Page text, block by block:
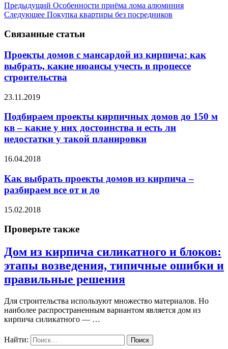
Предыдущий Особенности приёма лома алюминия
Следующее Покупка квартиры без посредников
Связанные статьи
Проекты домов с мансардой из кирпича: как
выбрать, какие нюансы учесть в процессе
строительства
23.11.2019
Подбираем проекты кирпичных домов до 150 м
кв – какие у них достоинства и есть ли
недостатки у такой планировки
16.04.2018
Как выбрать проекты домов из кирпича –
разбираем все от и до
15.02.2018
Проверьте также
Дом из кирпича силикатного и блоков:
этапы возведения, типичные ошибки и
правильные решения
Для строительства используют множество материалов. Но
наиболее распространенным вариантом является дом из
кирпича силикатного — …
Найти: